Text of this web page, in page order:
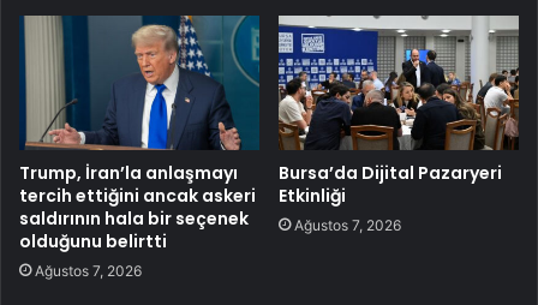
Trump, İran’la anlaşmayı
tercih ettiğini ancak askeri
saldırının hala bir seçenek
olduğunu belirtti
Ağustos 7, 2026
Bursa’da Dijital Pazaryeri
Etkinliği
Ağustos 7, 2026